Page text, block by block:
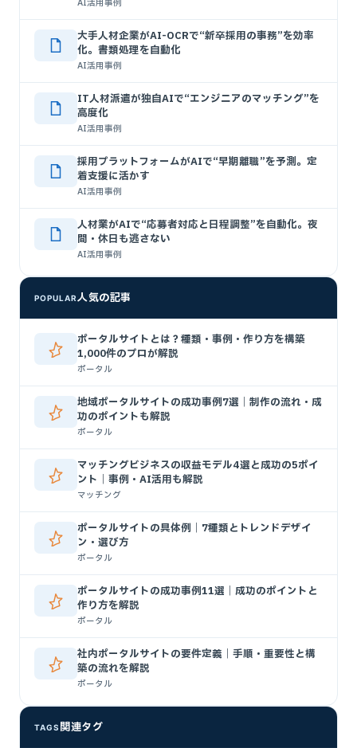
AI活用事例
大手人材企業がAI-OCRで“新卒採用の事務”を効率
化。書類処理を自動化
AI活用事例
IT人材派遣が独自AIで“エンジニアのマッチング”を
高度化
AI活用事例
採用プラットフォームがAIで“早期離職”を予測。定
着支援に活かす
AI活用事例
人材業がAIで“応募者対応と日程調整”を自動化。夜
間・休日も逃さない
AI活用事例
POPULAR人気の記事
ポータルサイトとは？種類・事例・作り方を構築
1,000件のプロが解説
ポータル
地域ポータルサイトの成功事例7選｜制作の流れ・成
功のポイントも解説
ポータル
マッチングビジネスの収益モデル4選と成功の5ポイ
ント｜事例・AI活用も解説
マッチング
ポータルサイトの具体例｜7種類とトレンドデザイ
ン・選び方
ポータル
ポータルサイトの成功事例11選｜成功のポイントと
作り方を解説
ポータル
社内ポータルサイトの要件定義｜手順・重要性と構
築の流れを解説
ポータル
TAGS 関連タグ